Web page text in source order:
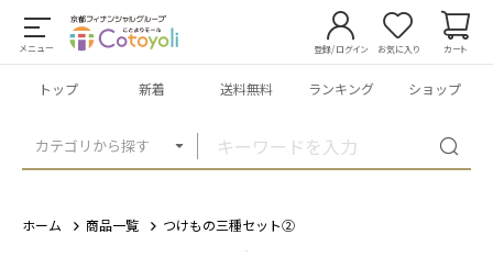
メニュー
カテゴリから探す
登録/ログイン お気に入り カート
トップ 新着 送料無料 ランキング ショップ
ホーム 商品一覧 つけもの三種セット②